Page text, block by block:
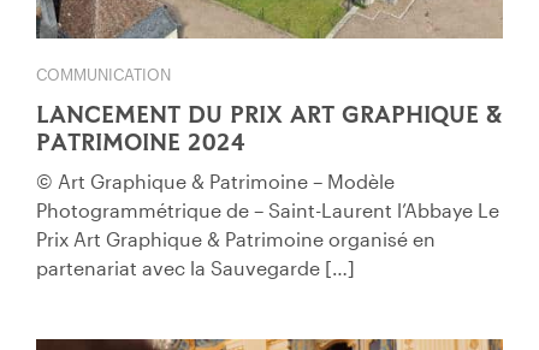
COMMUNICATION
LANCEMENT DU PRIX ART GRAPHIQUE &
PATRIMOINE 2024
© Art Graphique & Patrimoine – Modèle
Photogrammétrique de – Saint-Laurent l’Abbaye Le
Prix Art Graphique & Patrimoine organisé en
partenariat avec la Sauvegarde […]